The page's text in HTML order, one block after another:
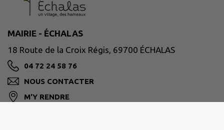
MAIRIE - ÉCHALAS
18 Route de la Croix Régis, 69700 ÉCHALAS
04 72 24 58 76
NOUS CONTACTER
M'Y RENDRE